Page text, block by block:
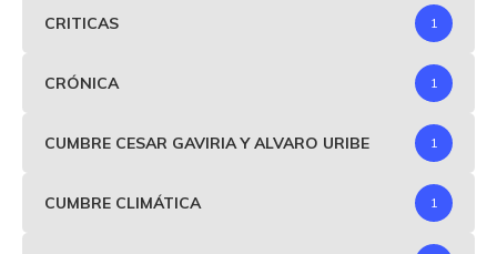
CRITICAS 1
CRÓNICA 1
CUMBRE CESAR GAVIRIA Y ALVARO URIBE 1
CUMBRE CLIMÁTICA 1